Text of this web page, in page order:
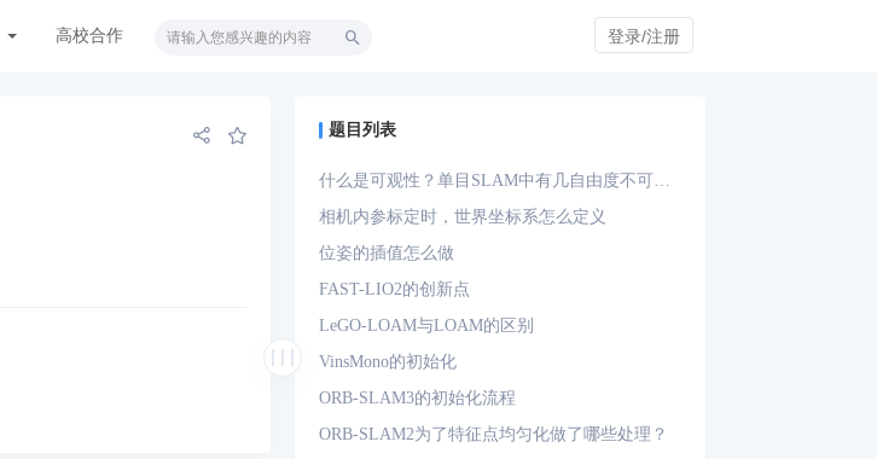
高校合作 登录/注册
题目列表
什么是可观性？单目SLAM中有几自由度不可
观？单目-IMU系统中有几自由度不可观？
相机内参标定时，世界坐标系怎么定义
位姿的插值怎么做
FAST-LIO2的创新点
LeGO-LOAM与LOAM的区别
VinsMono的初始化
ORB-SLAM3的初始化流程
ORB-SLAM2为了特征点均匀化做了哪些处理？